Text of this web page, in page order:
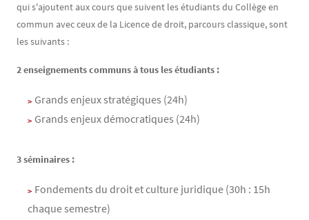
qui s'ajoutent aux cours que suivent les étudiants du Collège en
commun avec ceux de la Licence de droit, parcours classique, sont
les suivants :
2 enseignements communs à tous les étudiants :
Grands enjeux stratégiques (24h)
Grands enjeux démocratiques (24h)
3 séminaires :
Fondements du droit et culture juridique (30h : 15h
chaque semestre)